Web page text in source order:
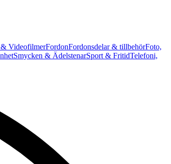
VideofilmerFordonFordonsdelar & tillbehörFoto,
Smycken & ÄdelstenarSport & FritidTelefoni,